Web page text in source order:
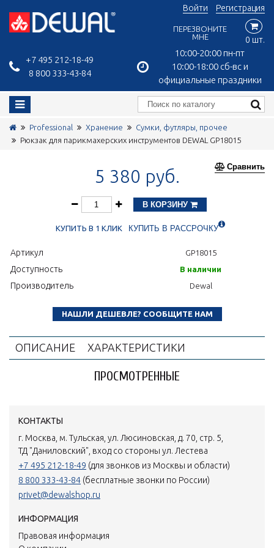
+7 495 212-18-49
8 800 333-43-84
10:00-20:00 пн-пт
10:00-18:00 сб-вс и
официальные праздники
Войти Регистрация
ПЕРЕЗВОНИТЕ
МНЕ
0 шт.
Professional Хранение
Сумки, футляры, прочее
Рюкзак для парикмахерских инструментов DEWAL GP18015
Сравнить
5 380 руб.
В КОРЗИНУ
КУПИТЬ В 1 КЛИК КУПИТЬ В РАССРОЧКУ
Артикул GP18015
Доступность В наличии
Производитель Dewal
НАШЛИ ДЕШЕВЛЕ? СООБЩИТЕ НАМ
ОПИСАНИЕ ХАРАКТЕРИСТИКИ
ПРОСМОТРЕННЫЕ
КОНТАКТЫ
г. Москва, м. Тульская, ул. Люсиновская, д. 70, стр. 5,
ТД "Даниловский", вход со стороны ул. Лестева
+7 495 212-18-49 (для звонков из Москвы и области)
8 800 333-43-84 (бесплатные звонки по России)
privet@dewalshop.ru
ИНФОРМАЦИЯ
Правовая информация